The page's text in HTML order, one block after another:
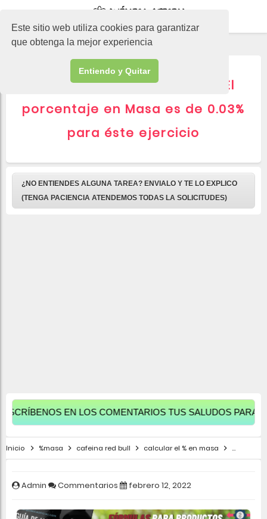
Este sitio web utiliza cookies para garantizar
que obtenga la mejor experiencia
Entiendo y Quitar
▷ CAFEÍNA red bull 250ml El
porcentaje en Masa es de 0.03%
para éste ejercicio
¿NO ENTIENDES ALGUNA TAREA? ENVIALO Y TE LO EXPLICO
(TENGA PACIENCIA ATENDEMOS TODAS LA SOLICITUDES)
EN LOS COMENTARIOS TUS SALUDOS PARA
Inicio %masa cafeina red bull calcular el % en masa ejercicio
Admin Commentarios febrero 12, 2022